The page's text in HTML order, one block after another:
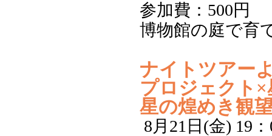
参加費：500円
博物館の庭で育
ナイトツアー
プロジェクト
星の煌めき観
8月21日(金) 19